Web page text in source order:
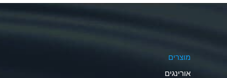
Ammonia Anhydrous
מוצרים
אורינגים